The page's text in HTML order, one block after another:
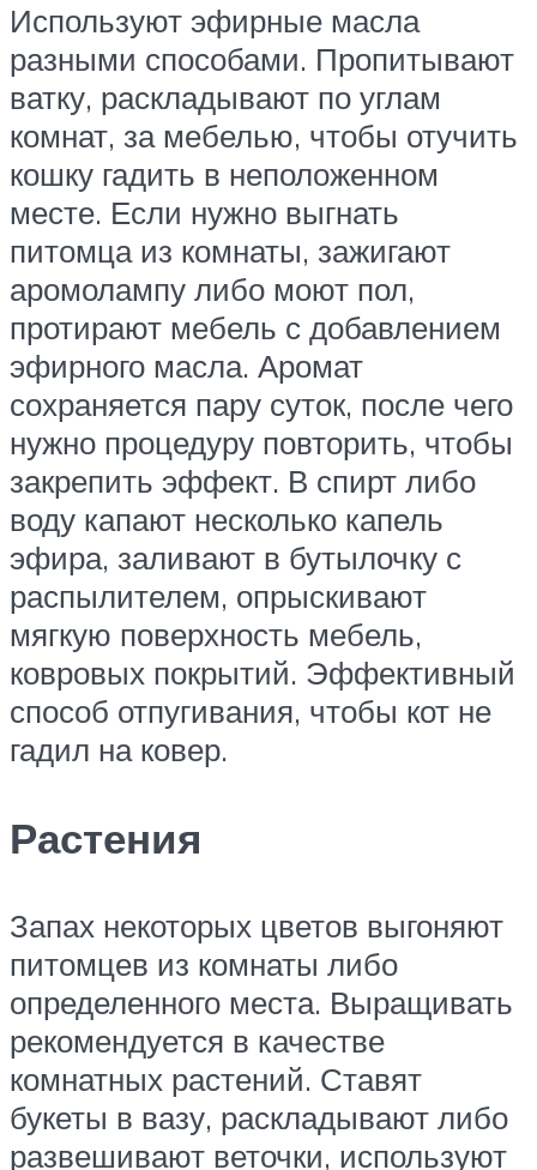
Используют эфирные масла
разными способами. Пропитывают
ватку, раскладывают по углам
комнат, за мебелью, чтобы отучить
кошку гадить в неположенном
месте. Если нужно выгнать
питомца из комнаты, зажигают
аромолампу либо моют пол,
протирают мебель с добавлением
эфирного масла. Аромат
сохраняется пару суток, после чего
нужно процедуру повторить, чтобы
закрепить эффект. В спирт либо
воду капают несколько капель
эфира, заливают в бутылочку с
распылителем, опрыскивают
мягкую поверхность мебель,
ковровых покрытий. Эффективный
способ отпугивания, чтобы кот не
гадил на ковер.
Растения
Запах некоторых цветов выгоняют
питомцев из комнаты либо
определенного места. Выращивать
рекомендуется в качестве
комнатных растений. Ставят
букеты в вазу, раскладывают либо
развешивают веточки, используют